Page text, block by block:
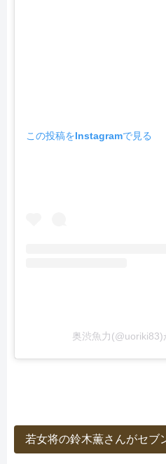
この投稿をInstagramで見る
奥渋魚力
若女将の鈴木薫さんがセブ